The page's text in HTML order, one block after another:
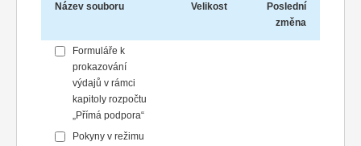
Název souboru Velikost
Poslední
změna
Formuláře k
prokazování
výdajů v rámci
kapitoly rozpočtu
„Přímá podpora“
Pokyny v režimu